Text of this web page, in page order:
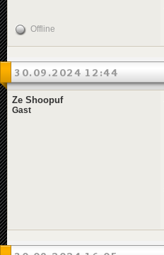
Offline
30.09.2024 12:44
Ze Shoopuf
Gast